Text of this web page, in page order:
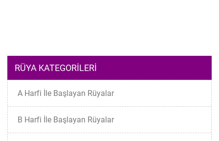
RÜYA KATEGORILERI
A Harfi İle Başlayan Rüyalar
B Harfi İle Başlayan Rüyalar